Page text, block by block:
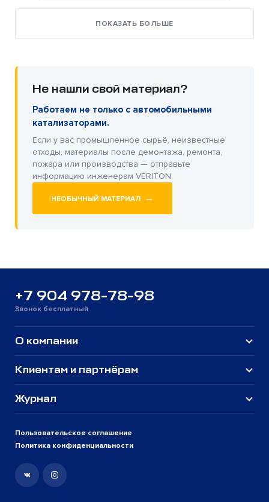
ПОКАЗАТЬ БОЛЬШЕ
Не нашли свой материал?
Работаем не только с автомобильными
катализаторами.
Если у вас промышленное сырьё, неизвестные
отходы, материалы после демонтажа, ремонта,
пожара или производства — отправьте
информацию инженерам VERITON.
НЕОБЫЧНЫЙ МАТЕРИАЛ →
+7 904 978-78-98
Звонок бесплатный
Пользовательское соглашение
Политика конфиденциальности
О компании
Клиентам и партнёрам
Журнал